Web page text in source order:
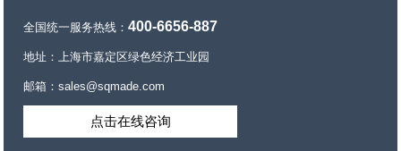
全国统一服务热线：400-6656-887
地址：上海市嘉定区绿色经济工业园
邮箱：sales@sqmade.com
点击在线咨询